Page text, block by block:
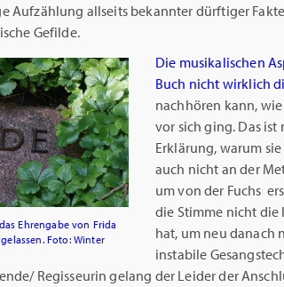
Aufzählung allseits bekannter dürftiger
Gefilde.
Ehrengabe von Frida
Foto: Winter
Die musikalischen
Buch nicht wirklich
nachhören kann,
vor sich ging. Das
Erklärung, warum
auch nicht an der
um von der Fuchs
die Stimme nicht
hat, um neu danach
instabile
Regisseurin gelang der Leider der